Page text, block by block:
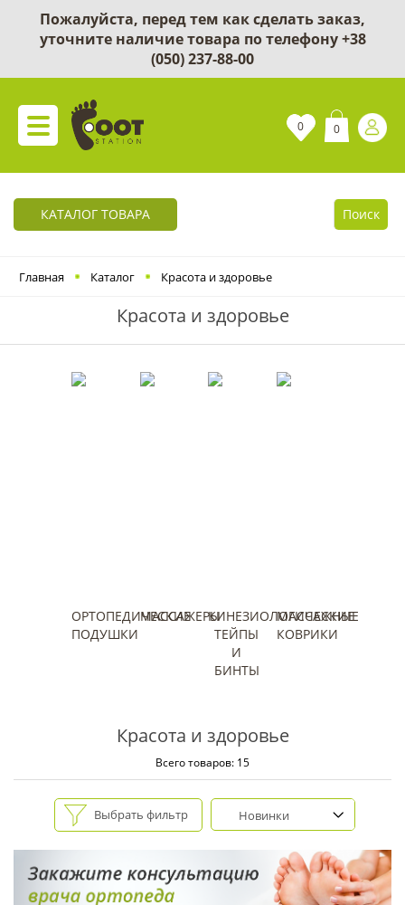
Пожалуйста, перед тем как сделать заказ,
уточните наличие товара по телефону+38
(050) 237-88-00
0 0
КАТАЛОГ ТОВАРА Поиск
Главная Каталог Красота и здоровье
Красота и здоровье
ОРТОПЕДИЧЕСКИЕ
ПОДУШКИ
МАССАЖЕРЫКИНЕЗИОЛОГИЧЕСКИЕ
ТЕЙПЫ
И
БИНТЫ
МАССАЖНЫЕ
КОВРИКИ
Красота и здоровье
Всего товаров: 15
Выбрать фильтр Новинки